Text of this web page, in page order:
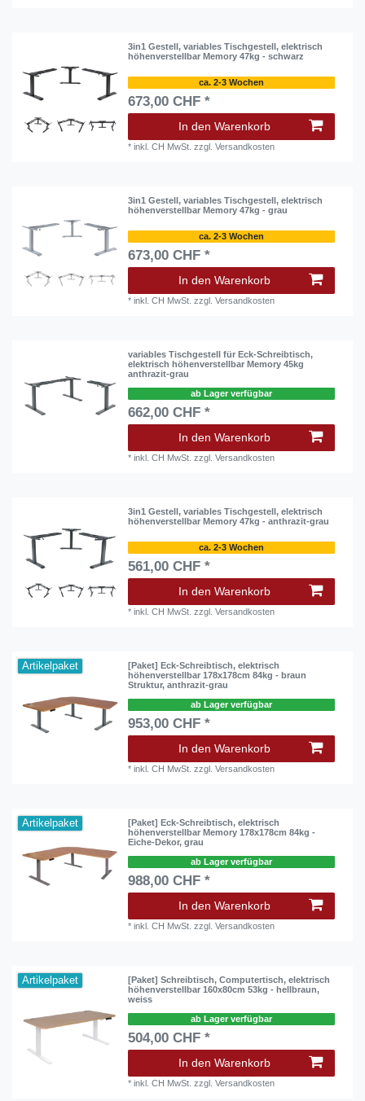
3in1 Gestell, variables Tischgestell, elektrisch
höhenverstellbar Memory 47kg - schwarz
ca. 2-3 Wochen
673,00 CHF *
In den Warenkorb
*inkl. CH MwSt. zzgl.Versandkosten
3in1 Gestell, variables Tischgestell, elektrisch
höhenverstellbar Memory 47kg - grau
ca. 2-3 Wochen
673,00 CHF *
In den Warenkorb
*inkl. CH MwSt. zzgl.Versandkosten
variables Tischgestell für Eck-Schreibtisch,
elektrisch höhenverstellbar Memory 45kg
anthrazit-grau
ab Lager verfügbar
662,00 CHF *
In den Warenkorb
*inkl. CH MwSt. zzgl.Versandkosten
3in1 Gestell, variables Tischgestell, elektrisch
höhenverstellbar Memory 47kg - anthrazit-grau
ca. 2-3 Wochen
561,00 CHF *
In den Warenkorb
*inkl. CH MwSt. zzgl.Versandkosten
Artikelpaket
[Paket] Eck-Schreibtisch, elektrisch
höhenverstellbar 178x178cm 84kg - braun
Struktur, anthrazit-grau
ab Lager verfügbar
953,00 CHF *
In den Warenkorb
*inkl. CH MwSt. zzgl.Versandkosten
Artikelpaket
[Paket] Eck-Schreibtisch, elektrisch
höhenverstellbar Memory 178x178cm 84kg -
Eiche-Dekor, grau
ab Lager verfügbar
988,00 CHF *
In den Warenkorb
*inkl. CH MwSt. zzgl.Versandkosten
Artikelpaket
[Paket] Schreibtisch, Computertisch, elektrisch
höhenverstellbar 160x80cm 53kg - hellbraun,
weiss
ab Lager verfügbar
504,00 CHF *
In den Warenkorb
*inkl. CH MwSt. zzgl.Versandkosten